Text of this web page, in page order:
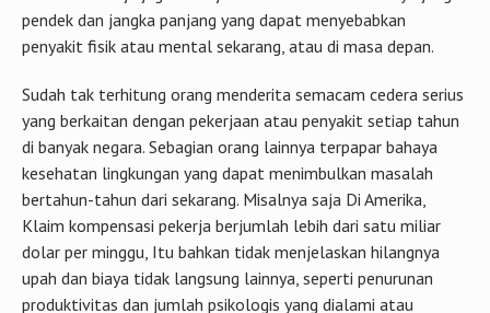
pendek dan jangka panjang yang dapat menyebabkan
penyakit fisik atau mental sekarang, atau di masa depan.
Sudah tak terhitung orang menderita semacam cedera serius
yang berkaitan dengan pekerjaan atau penyakit setiap tahun
di banyak negara. Sebagian orang lainnya terpapar bahaya
kesehatan lingkungan yang dapat menimbulkan masalah
bertahun-tahun dari sekarang. Misalnya saja Di Amerika,
Klaim kompensasi pekerja berjumlah lebih dari satu miliar
dolar per minggu, Itu bahkan tidak menjelaskan hilangnya
upah dan biaya tidak langsung lainnya, seperti penurunan
produktivitas dan jumlah psikologis yang dialami atau